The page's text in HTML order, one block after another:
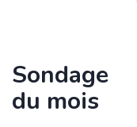
Sondage
du mois